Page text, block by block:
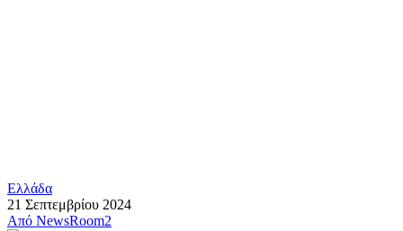
Ελλάδα
21 Σεπτεμβρίου 2024
Από NewsRoom2